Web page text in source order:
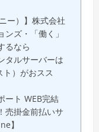
ー）】株式会社
ズ・「働く」
るなら
タルサーバーは
）がおスス
ート WEB完結
売掛金前払いサ
】